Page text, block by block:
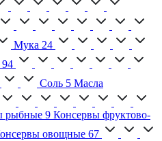
Мука 24
94
Соль 5 Масла
рыбные 9 Консервы фруктово-
овощные 67